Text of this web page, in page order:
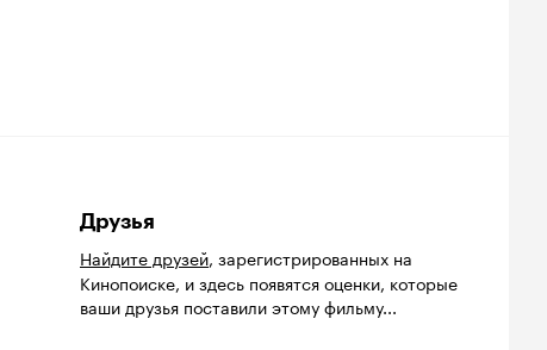
Друзья
Найдите друзей, зарегистрированных на
Кинопоиске, и здесь появятся оценки, которые
ваши друзья поставили этому фильму...